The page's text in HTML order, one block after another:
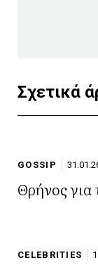
Σχετικά
GOSSIP
Θρήνος
CELEBRITIES